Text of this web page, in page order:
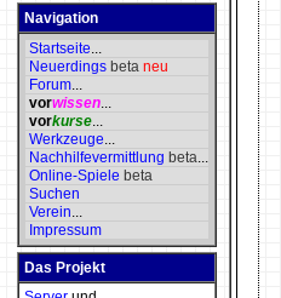
Navigation
Startseite...
Neuerdings beta neu
Forum...
vorwissen...
vorkurse...
Werkzeuge...
Nachhilfevermittlung beta...
Online-Spiele beta
Suchen
Verein...
Impressum
Das Projekt